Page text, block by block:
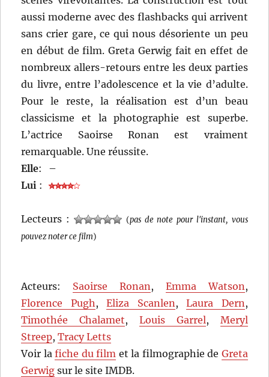
aussi moderne avec des flashbacks qui arrivent
sans crier gare, ce qui nous désoriente un peu
en début de film. Greta Gerwig fait en effet de
nombreux allers-retours entre les deux parties
du livre, entre l’adolescence et la vie d’adulte.
Pour le reste, la réalisation est d’un beau
classicisme et la photographie est superbe.
L’actrice Saoirse Ronan est vraiment
remarquable. Une réussite.
Elle:
–
Lui :
Lecteurs : (pas de note pour l'instant, vous
pouvez noter ce film)
Acteurs: Saoirse Ronan , Emma Watson ,
Florence Pugh ,Eliza Scanlen ,Laura Dern ,
Timothée Chalamet,Louis Garrel, Meryl
Streep,Tracy Letts
Voir lafiche du film et la filmographie de Greta
Gerwig sur le site IMDB.